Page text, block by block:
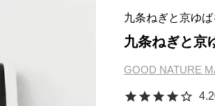
九条ねぎと京ゆ
九条ねぎと京
GOOD NATURE